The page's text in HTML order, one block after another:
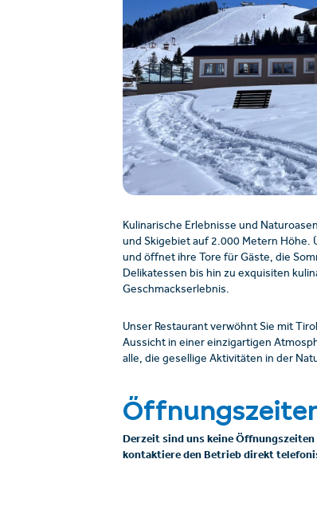
Kulinarische Erlebnisse und
und Skigebiet auf 2.000 Metern Höhe.
und öffnet ihre Tore für Gäste, die
Delikatessen bis hin zu exquisiten
Geschmackserlebnis.
Unser Restaurant verwöhnt Sie mit
Aussicht in einer einzigartigen
alle, die gesellige Aktivitäten in der
Derzeit sind uns keine
kontaktiere den Betrieb direkt